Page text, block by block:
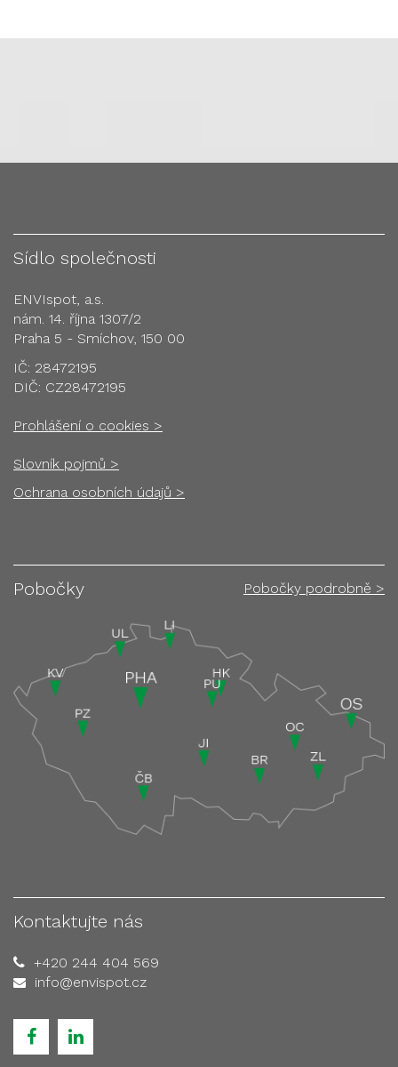
Sídlo společnosti
ENVIspot, a.s.
nám. 14. října 1307/2
Praha 5 - Smíchov, 150 00
IČ: 28472195
DIČ: CZ28472195
Prohlášení o cookies >
Slovník pojmů >
Ochrana osobních údajů >
Pobočky Pobočky podrobně >
Kontaktujte nás
+420 244 404 569
info@envispot.cz